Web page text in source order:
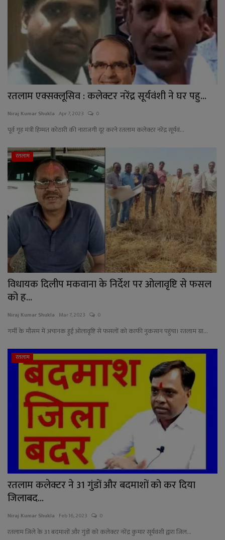
Language
English
रतलाम एक्सक्लूसिव : कलेक्टर नरेंद्र सूर्यवंशी ने घर पहु...
Niraj Kumar Shukla Apr 7, 2023 0
पूर्व गृह मंत्री हिम्मत कोठारी की नाराजगी दूर करने रतलाम कलेक्टर नरेंद्र सूर्यवं...
रतलाम
विधायक दिलीप मकवाना के निर्देश पर ओलावृष्टि से फसल
को ह...
Niraj Kumar Shukla Mar 7, 2023 0
गर्मी के मौसम में अचानक हुई ओलावृष्टि से फसलों को काफी नुकसान पहुंचा। रतलाम ग्रा...
रतलाम
रतलाम कलेक्टर ने 31 गुंडों और बदमाशों को कर दिया
जिलाबद...
Niraj Kumar Shukla Feb 16, 2023 0
रतलाम जिले के 31 बदमाशों और गुंडों को कलेक्टर नरेंद्र कुमार सूर्यवंशी द्वारा जिल...